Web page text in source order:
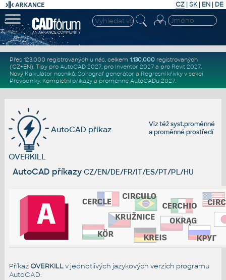
CZ | SK| EN | DE
Přes 123.000 registrovaných u nás, celkem 1.130.000registrovaných
(CZ+EN). Tipy pro AutoCAD 2027, pro Inventor 2027a pro Revit 2027.
Nový Kalkulátor nosníků, Spirograf generátor a Regresní křivkyv sekci
Převodníky. Kompletní příkazya proměnné AutoCADu 2027.
Viz téžsyst.proměnné
aproměnné prostředí
AutoCAD příkaz
OVERKILL
AutoCAD příkazy CZ/EN/DE/FR/IT/ES/PT/PL/HU
Příkaz OVERKILLv jednotlivých jazykových verzích programu
AutoCAD: